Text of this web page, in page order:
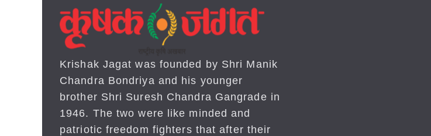
Krishak Jagat was founded by Shri Manik
Chandra Bondriya and his younger
brother Shri Suresh Chandra Gangrade in
1946. The two were like minded and
patriotic freedom fighters that after their